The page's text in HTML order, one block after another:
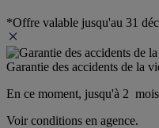
*Offre valable jusqu'au 31
Garantie des accidents de la
En ce moment, jusqu'à 2
Voir conditions en agence.